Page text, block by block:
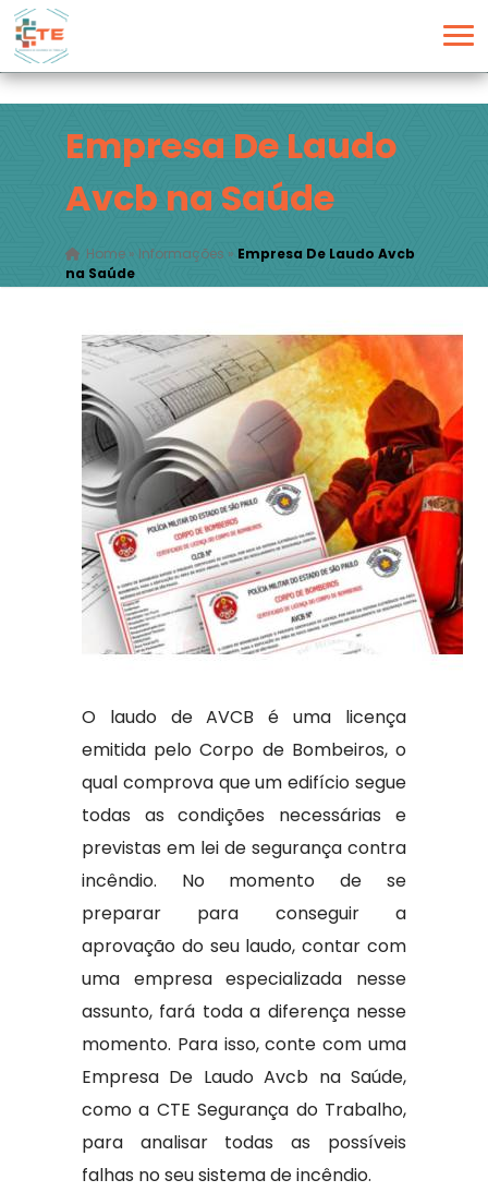
Empresa De Laudo
Avcb na Saúde
Home» Informações » Empresa De Laudo Avcb
na Saúde
O laudo de AVCB é uma licença
emitida pelo Corpo de Bombeiros, o
qual comprova que um edifício segue
todas as condições necessárias e
previstas em lei de segurança contra
incêndio. No momento de se
preparar para conseguir a
aprovação do seu laudo, contar com
uma empresa especializada nesse
assunto, fará toda a diferença nesse
momento. Para isso, conte com uma
Empresa De Laudo Avcb na Saúde,
como a CTE Segurança do Trabalho,
para analisar todas as possíveis
falhas no seu sistema de incêndio.